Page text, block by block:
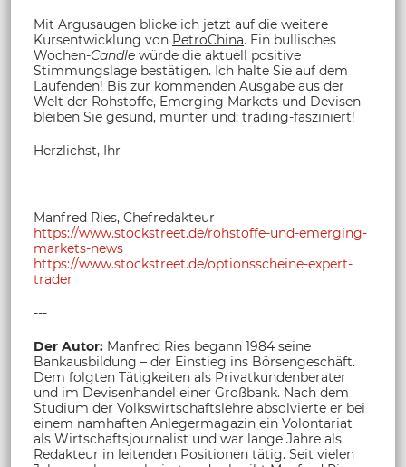
Mit Argusaugen blicke ich jetzt auf die weitere
Kursentwicklung von PetroChina. Ein bullisches
Wochen-Candle würde die aktuell positive
Stimmungslage bestätigen. Ich halte Sie auf dem
Laufenden! Bis zur kommenden Ausgabe aus der
Welt der Rohstoffe, Emerging Markets und Devisen –
bleiben Sie gesund, munter und: trading-fasziniert!
Herzlichst, Ihr
Manfred Ries, Chefredakteur
https://www.stockstreet.de/rohstoffe-und-emerging-
markets-news
https://www.stockstreet.de/optionsscheine-expert-
trader
---
Der Autor: Manfred Ries begann 1984 seine
Bankausbildung – der Einstieg ins Börsengeschäft.
Dem folgten Tätigkeiten als Privatkundenberater
und im Devisenhandel einer Großbank. Nach dem
Studium der Volkswirtschaftslehre absolvierte er bei
einem namhaften Anlegermagazin ein Volontariat
als Wirtschaftsjournalist und war lange Jahre als
Redakteur in leitenden Positionen tätig. Seit vielen